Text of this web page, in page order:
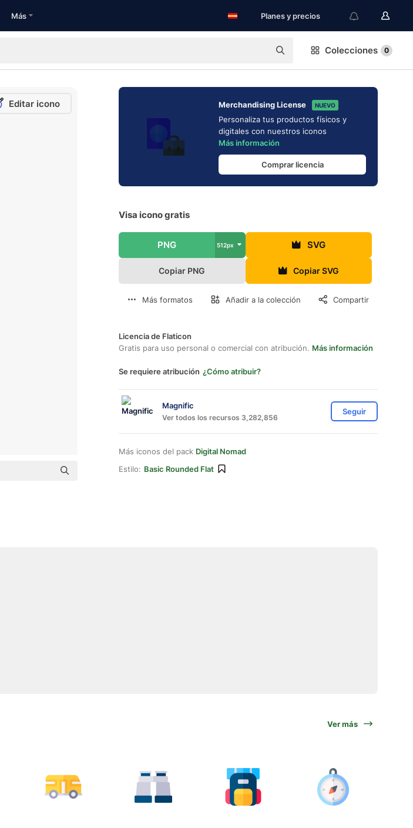
Más Planes y precios
Colecciones 0
Editar icono Merchandising License NUEVO
Personaliza tus productos físicos y
digitales con nuestros iconos
Más información
Comprar licencia
Visa icono gratis
PNG 512px SVG
Copiar PNG Copiar SVG
Más formatos Añadir a la colección Compartir
Licencia de Flaticon
Gratis para uso personal o comercial con atribución. Más información
Se requiere atribución ¿Cómo atribuir?
Magnific
Ver todos los recursos 3,282,856
Seguir
Más iconos del pack Digital Nomad
Estilo: Basic Rounded Flat
Ver más